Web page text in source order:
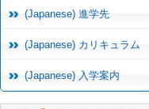
(Japanese) 進学先
(Japanese) カリキュラム
(Japanese) 入学案内